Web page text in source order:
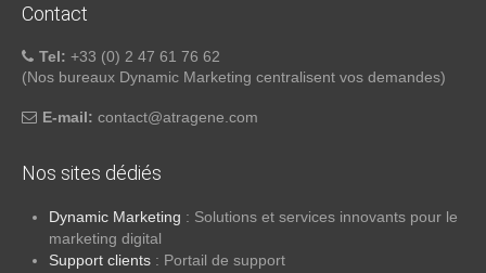
Contact
Tel: +33 (0) 2 47 61 76 62
(Nos bureaux Dynamic Marketing centralisent vos demandes)
E-mail: moc.e
negar
ta@tc
atnoc
Nos sites dédiés
Dynamic Marketing : Solutions et services innovants pour le
marketing digital
Support clients : Portail de support